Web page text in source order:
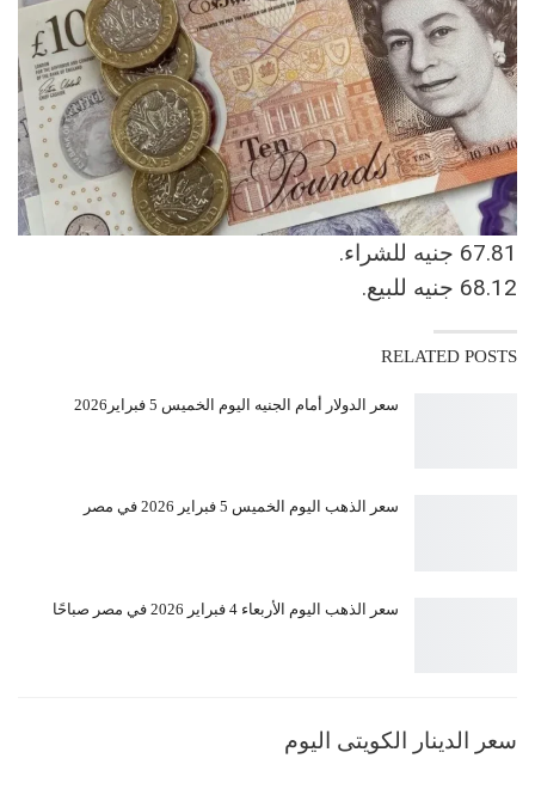
67.81 جنيه للشراء.
68.12 جنيه للبيع.
RELATED POSTS
سعر الدولار أمام الجنيه اليوم الخميس 5 فبراير2026
سعر الذهب اليوم الخميس 5 فبراير 2026 في مصر
سعر الذهب اليوم الأربعاء 4 فبراير 2026 في مصر صباحًا